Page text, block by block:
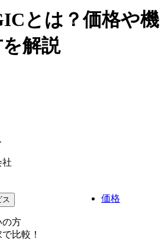
とは？価格や機
解説
社
ス 価格
の方
比較！